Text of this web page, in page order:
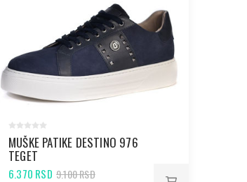
MUŠKE PATIKE DESTINO 976
TEGET
6.370 RSD 9.100 RSD